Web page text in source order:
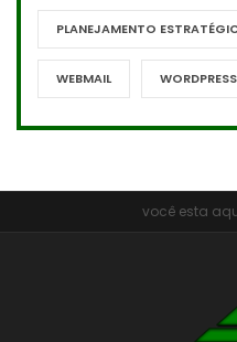
PLANEJAMENTO
WEBMAIL WORDPRESS
você esta